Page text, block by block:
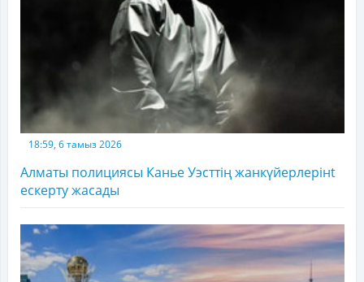
18:59, 6 тамыз 2026
Алматы полициясы Канье Уэсттің жанкүйерлерінt
ескерту жасады